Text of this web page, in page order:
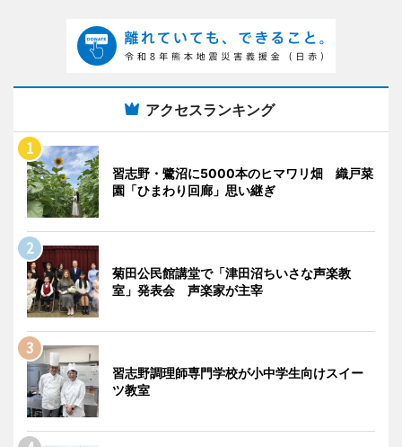
アクセスランキング
習志野・鷺沼に5000本のヒマワリ畑 織戸菜
園「ひまわり回廊」思い継ぎ
菊田公民館講堂で「津田沼ちいさな声楽教
室」発表会 声楽家が主宰
習志野調理師専門学校が小中学生向けスイー
ツ教室